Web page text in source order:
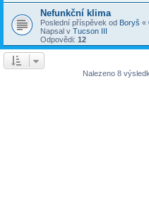
Nefunkční klima
Poslední příspěvek od Boryš «
Napsal v Tucson III
Odpovědi: 12
Nalezeno 8